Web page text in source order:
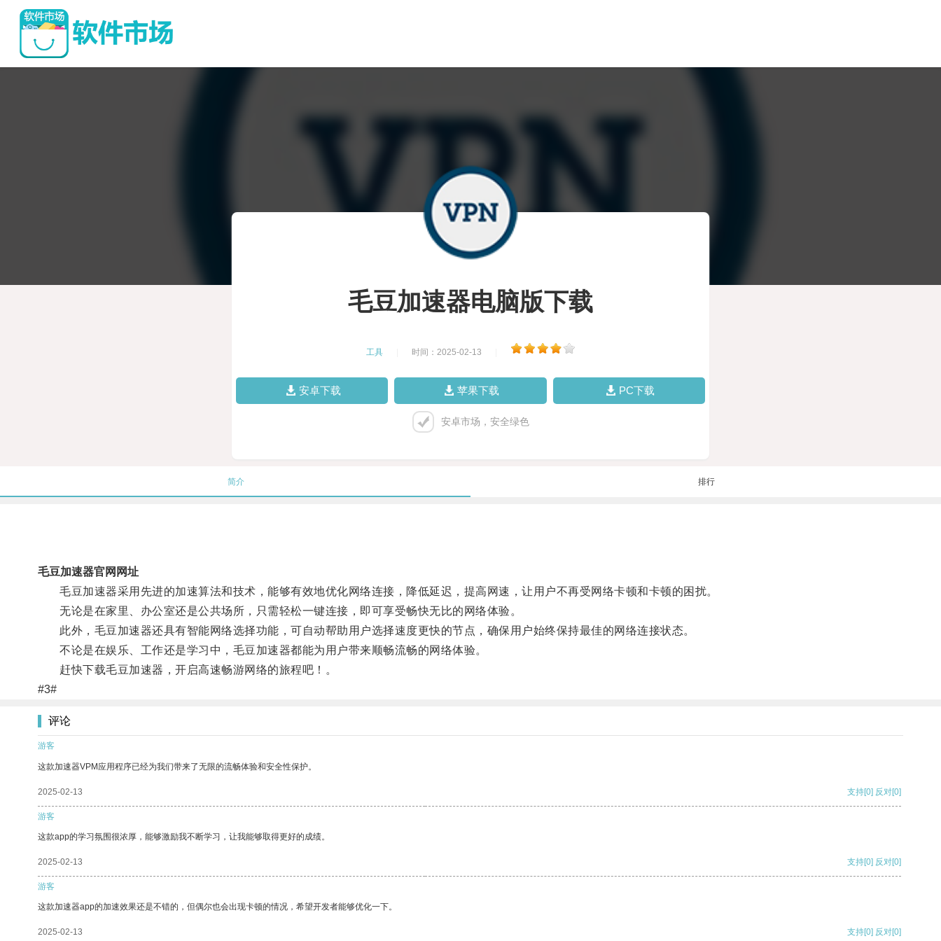
毛豆加速器电脑版下载
工具 时间：2025-02-13
安卓下载 苹果下载 PC下载
安卓市场，安全绿色
简介 排行
毛豆加速器官网网址
毛豆加速器采用先进的加速算法和技术，能够有效地优化网络连接，降低延迟，提高网速，让用户不再受网络卡顿和卡顿的困扰。
无论是在家里、办公室还是公共场所，只需轻松一键连接，即可享受畅快无比的网络体验。
此外，毛豆加速器还具有智能网络选择功能，可自动帮助用户选择速度更快的节点，确保用户始终保持最佳的网络连接状态。
不论是在娱乐、工作还是学习中，毛豆加速器都能为用户带来顺畅流畅的网络体验。
赶快下载毛豆加速器，开启高速畅游网络的旅程吧！。
#3#
评论
游客
这款加速器VPM应用程序已经为我们带来了无限的流畅体验和安全性保护。
2025-02-13 支持[0] 反对[0]
游客
这款app的学习氛围很浓厚，能够激励我不断学习，让我能够取得更好的成绩。
2025-02-13 支持[0] 反对[0]
游客
这款加速器app的加速效果还是不错的，但偶尔也会出现卡顿的情况，希望开发者能够优化一下。
2025-02-13 支持[0] 反对[0]